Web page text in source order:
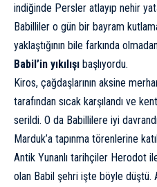
indiğinde Persler atlayıp nehir
Babilliler o gün bir bayram
yaklaştığının bile farkında
Babil’in yıkılışı başlıyordu.
Kiros, çağdaşlarının aksine
tarafından sıcak karşılandı ve
serildi. O da Babillilere iyi
Marduk’a tapınma törenlerine
Antik Yunanlı tarihçiler Herodot
olan Babil şehri işte böyle düştü.